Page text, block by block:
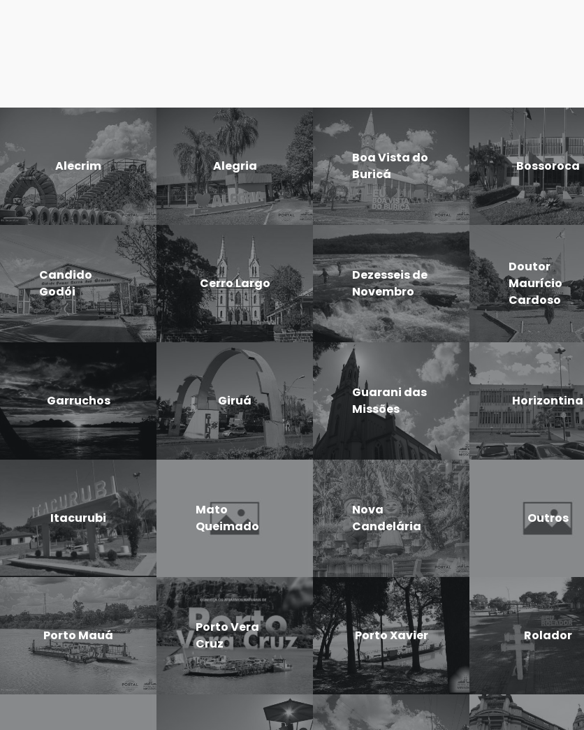
Alecrim Alegria
Boa Vista do
Buricá
Bossoroca
Candido
Godói
Cerro Largo
Dezesseis de
Novembro
Doutor
Maurício
Cardoso
Garruchos Giruá
Guarani das
Missões
Horizontina
Itacurubi
Mato
Queimado
Nova
Candelária
Outros
Porto Mauá
Porto Vera
Cruz
Porto Xavier Rolador